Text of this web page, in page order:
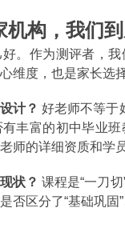
机构，我们
。作为测评者，
维度，也是家长选
计？ 好老师不等于
丰富的初中毕业
师的详细资质和学
状？ 课程是“一刀
否区分了“基础巩固